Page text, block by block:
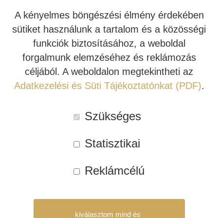
ebben a magyar nyelvű videóban az
ismerheted meg közelebbről, ami a széria jelenlegi
legkisebb és legelérhetőbb tagja – ennek ellenére nagyon
JBL SUMMIT
JBL SYNTHESIS
JBL BEÉPÍTHETŐ HANGSZÓRÓ
REVEL
MARK LEVINSON
STEWART FILMSCREEN
TÖBBCSATORNÁS VÉGERŐSÍTŐ
MÉDIALEJÁTSZÓ
OTTHONI MOZIFOTEL
BEÉPÍTHETŐ HANGSZÓRÓ
BEÉPÍTHETŐ HANGSZÓRÓ
HIFI DA KONVERTER
HÁLÓZATI MÉDIALEJÁTSZÓ
CD LEJÁTSZÓ
A kényelmes böngészési élmény érdekében
sütiket használunk a tartalom és a közösségi
funkciók biztosításához, a weboldal
forgalmunk elemzéséhez és reklámozás
céljából. A weboldalon megtekintheti az
Adatkezelési és Süti Tájékoztatónkat (PDF).
Szükséges
Statisztikai
Reklámcélú
kiválasztom mind és